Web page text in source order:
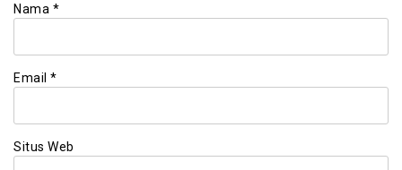
Nama *
Email *
Situs Web